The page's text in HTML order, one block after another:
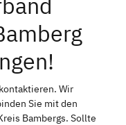
Wir
Sie mit den
Bambergs. Sollte